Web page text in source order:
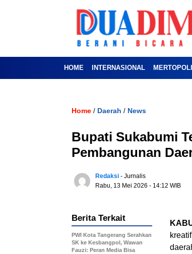
HOME INTERNASIONAL
Home / Daerah / News
Bupati Sukabumi
Pembangunan
Redaksi - Jurnalis
Rabu, 13 Mei 2026 - 14:12 WIB
Berita Terkait
PWI Kota Tangerang Serahkan
SK ke Kesbangpol, Wawan
Fauzi: Peran Media Bisa